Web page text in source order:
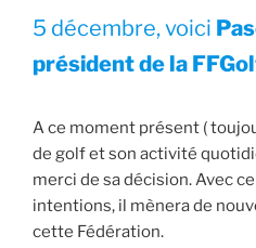
5 décembre, voici
président de la
A ce moment présent (
de golf et son activité
merci de sa décision. Avec
intentions, il mènera de
cette Fédération.